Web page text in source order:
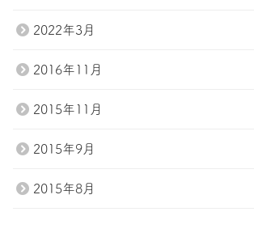
2022年3月
2016年11月
2015年11月
2015年9月
2015年8月